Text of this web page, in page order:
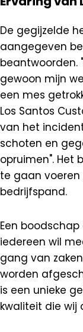
De gegijzelde
aangegeven
beantwoorden.
gewoon mijn
een mes
Los Santos
van het
schoten en
opruimen". Het
te gaan
bedrijfspand.
Een
iedereen wil
gang van
worden
is een unieke
kwaliteit die wij